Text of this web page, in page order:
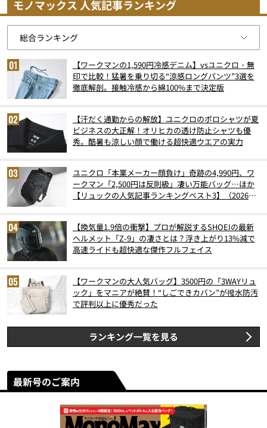
モノマックス 人気記事ランキング
【ワークマンの1,590円冷感デニム】vsユニクロ・無
印で比較！猛暑を乗り切る“涼感ロングパンツ”3選を
徹底解剖。接触冷感から綿100%まで決定版
【汗だく通勤からの解放】ユニクロのポロシャツが夏
ビジネスの大正解！オリヒカの透け防止シャツも優
秀。酷暑も涼しい顔で働ける超快適ウエアの実力
ユニクロ「本業メーカー顔負け」奇跡の4,990円、ワ
ークマン「2,500円は反則級」凄い万能バッグ…ほか
【リュックの人気記事ランキングベスト3】（2026年
【換気量1.9倍の衝撃】プロが解説するSHOEIの最新
ヘルメット「Z-9」の凄さとは？浮き上がり13%減で
高速ライドも超快適な傑作フルフェイス
【ワークマンの大人気バッグ】3500円の「3WAYリュ
ック」をマニアが絶賛！“しごできカバン”が撥水防汚
で評判以上に優秀だった
ランキング一覧を見る
最新号のご案内